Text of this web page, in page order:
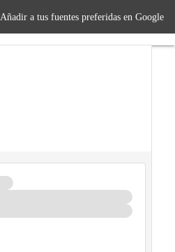
Añadir a tus fuentes preferidas en Google